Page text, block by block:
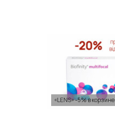
«LENS» -5% в корзине